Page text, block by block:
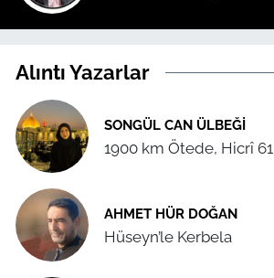
Alıntı Yazarlar
SONGÜL CAN ÜLBEĞI
1900 km Ötede, Hicrî 61
AHMET HÜR DOĞAN
Hüseyn’le Kerbela